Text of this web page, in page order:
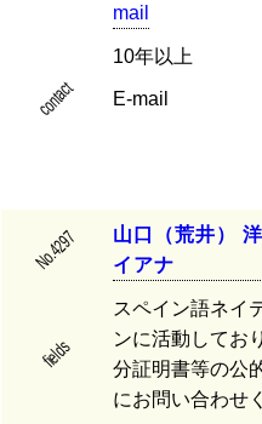
mail
10年以上
contact E-mail
No.4297 山 口 （荒井） 洋
イ アナ
fields
スペイン語ネイ
ンに活動してお
分証明書等の公
にお問い合わせ